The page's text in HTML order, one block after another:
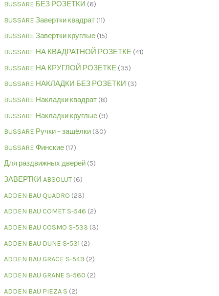
BUSSARE БЕЗ РОЗЕТКИ 6
BUSSARE Завертки квадрат 11
BUSSARE Завертки круглые 15
BUSSARE НА КВАДРАТНОЙ РОЗЕТКЕ 41
BUSSARE НА КРУГЛОЙ РОЗЕТКЕ 35
BUSSARE НАКЛАДКИ БЕЗ РОЗЕТКИ 3
BUSSARE Накладки квадрат 8
BUSSARE Накладки круглые 9
BUSSARE Ручки – защёлки 30
BUSSARE Финские 17
Для раздвижных дверей 5
ЗАВЕРТКИ ABSOLUT 6
ADDEN BAU QUADRO 23
ADDEN BAU COMET S-546 2
ADDEN BAU COSMO S-533 3
ADDEN BAU DUNE S-531 2
ADDEN BAU GRACE S-549 2
ADDEN BAU GRANE S-560 2
ADDEN BAU PIEZA S 2